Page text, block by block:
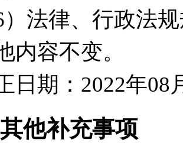
6）法律、行政法
内容不变。
日期：2022年08
他补充事项